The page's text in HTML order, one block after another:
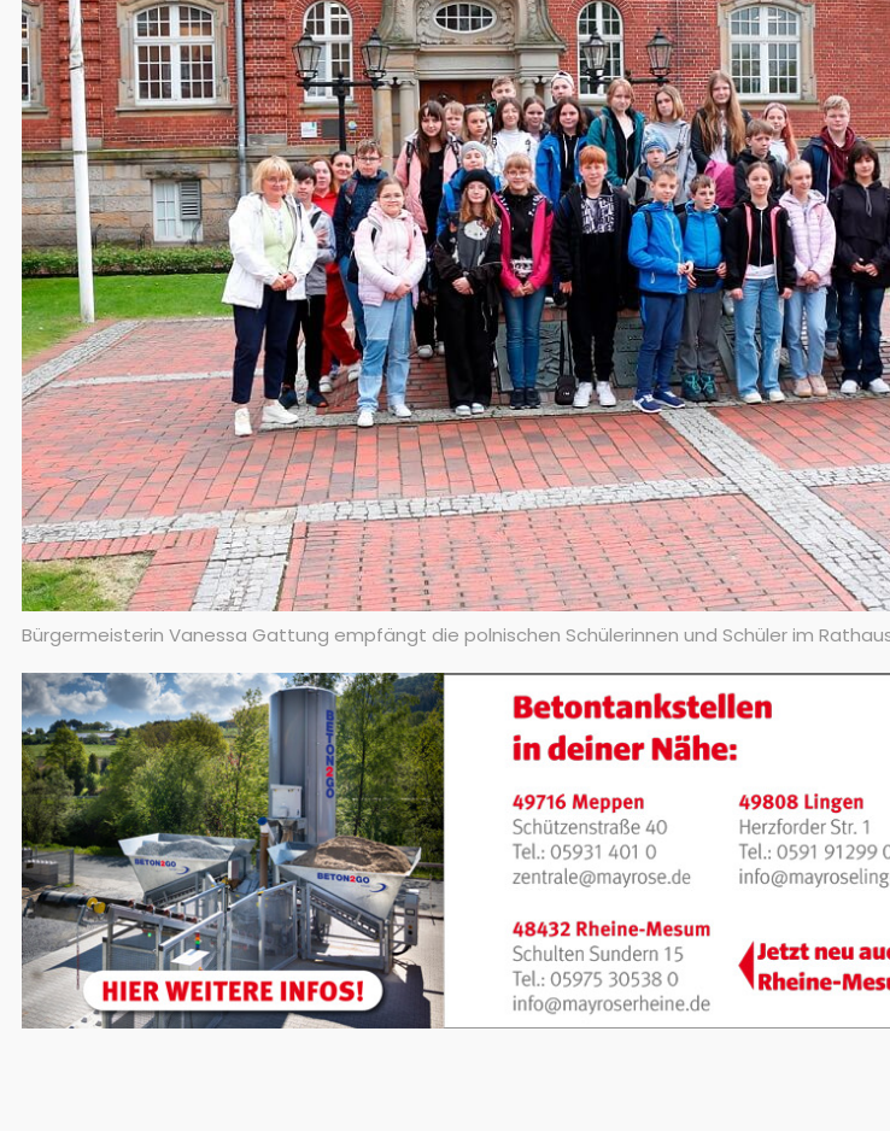
Bürgermeisterin Vanessa Gattung empfängt die polnischen Schülerinnen und Schüler im